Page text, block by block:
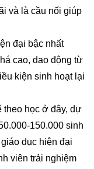
và là cầu nối giúp
đại bậc nhất
cao, dao động từ
kiện sinh hoạt lại
theo học ở đây, dự
150.000 sinh
dục hiện đại
viên trải nghiệm